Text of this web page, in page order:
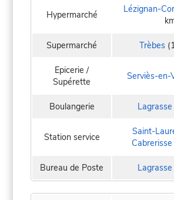
Hypermarché Lézignan-
Supermarché Trèbes
Epicerie /
Supérette
Serviès-en-
Boulangerie Lagrasse
Station service
Saint-
Cabrerisse
Bureau de Poste Lagrasse